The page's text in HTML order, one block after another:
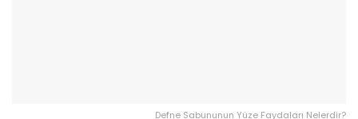
Defne Sabununun Yüze Faydaları Nelerdir?